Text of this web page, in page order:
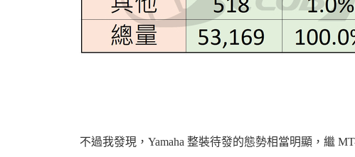
不過我發現，Yamaha 整裝待發的態勢相當明顯，繼